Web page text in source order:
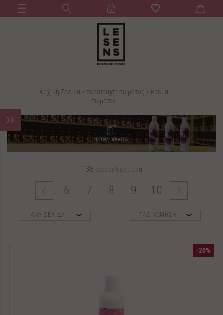
Αρχική Σελίδα > περιποιηση σωματος > κρεμα
σωματος
138 αποτελέσματα
6 7 8 9 10
ΑΝΑ ΣΕΛΙΔΑ ΤΑΞΙΝΟΜΗΣΗ
-20%